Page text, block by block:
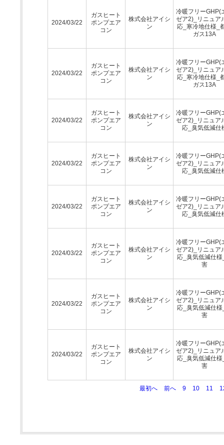
2024/03/22
ガスヒート
ポンプエア
コン
株式会社アイシ
ン
冷暖フリーGHP(
ゼア2)_リニュア
応_寒冷地仕様_
ガス13A
2024/03/22
ガスヒート
ポンプエア
コン
株式会社アイシ
ン
冷暖フリーGHP(
ゼア2)_リニュア
応_寒冷地仕様_
ガス13A
2024/03/22
ガスヒート
ポンプエア
コン
株式会社アイシ
ン
冷暖フリーGHP(
ゼア2)_リニュア
応_臭気低減仕
2024/03/22
ガスヒート
ポンプエア
コン
株式会社アイシ
ン
冷暖フリーGHP(
ゼア2)_リニュア
応_臭気低減仕
2024/03/22
ガスヒート
ポンプエア
コン
株式会社アイシ
ン
冷暖フリーGHP(
ゼア2)_リニュア
応_臭気低減仕
2024/03/22
ガスヒート
ポンプエア
コン
株式会社アイシ
ン
冷暖フリーGHP(
ゼア2)_リニュア
応_臭気低減仕様
害
2024/03/22
ガスヒート
ポンプエア
コン
株式会社アイシ
ン
冷暖フリーGHP(
ゼア2)_リニュア
応_臭気低減仕様
害
2024/03/22
ガスヒート
ポンプエア
コン
株式会社アイシ
ン
冷暖フリーGHP(
ゼア2)_リニュア
応_臭気低減仕様
害
最初へ 前へ 9 10 11